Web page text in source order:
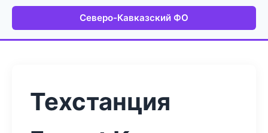
Северо-Кавказский ФО
Техстанция